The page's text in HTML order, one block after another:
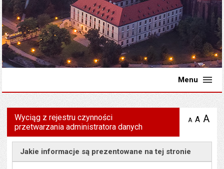
Menu
Wyciąg z rejestru czynności
przetwarzania administratora danych
A zmniejsz
A A
Jakie informacje są prezentowane na tej stronie